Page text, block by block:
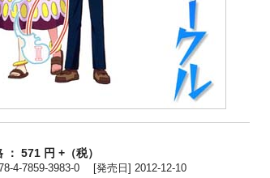
： 571 円 +（税）
4-7859-3983-0 [発売日] 2012-12-10